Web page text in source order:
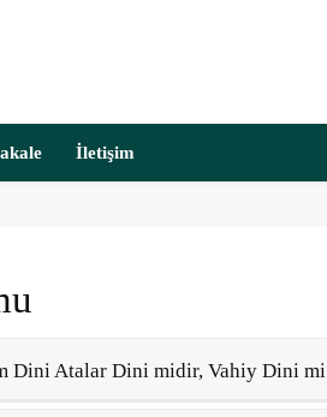
İletişim
Dini Atalar Dini midir, Vahiy Dini mi